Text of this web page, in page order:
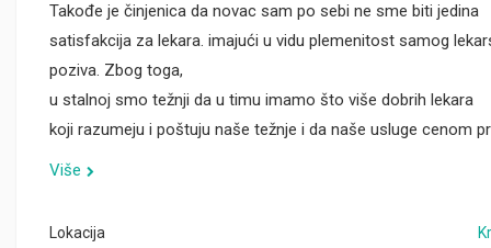
Takođe je činjenica da novac sam po sebi ne sme biti jedina
satisfakcija za lekara. imajući u vidu plemenitost samog
poziva. Zbog toga,
u stalnoj smo težnji da u timu imamo što više dobrih lekara
koji razumeju i poštuju naše težnje i da naše usluge cenom
Više
Lokacija